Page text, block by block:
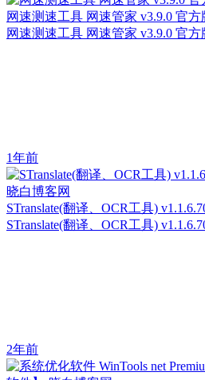
网速测速工具 网速管家 v3.9.0 官方
网速测速工具 网速管家 v3.9.0 官方
1年前
STranslate(翻译、OCR工具)
STranslate(翻译、OCR工具)
2年前